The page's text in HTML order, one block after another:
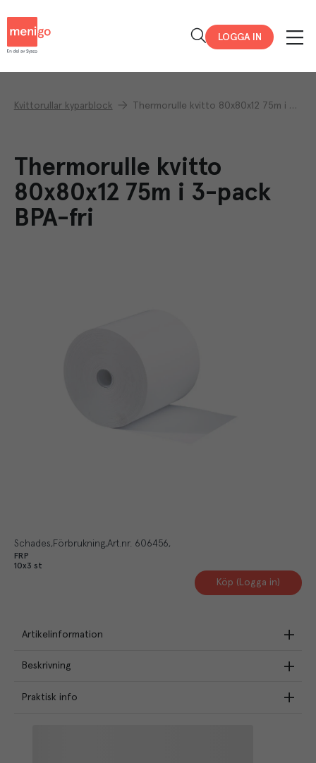
LOGGA IN
Kvittorullar kyparblock Thermorulle kvitto 80x80x12 75m i 3-pack BPA-fri
Thermorulle kvitto
80x80x12 75m i 3-pack
BPA-fri
Schades Förbrukning Art.nr. 606456
FRP
10x3 st
Köp (Logga in)
Artikelinformation
Beskrivning
Praktisk info